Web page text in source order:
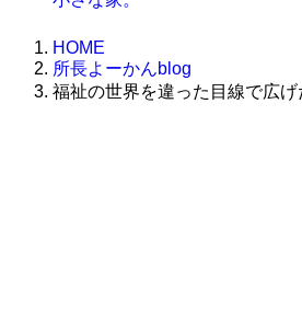
HOME
所長よーかんblog
福祉の世界を違った目線で広げ